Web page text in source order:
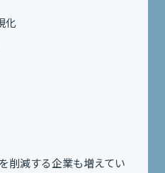
化
削減する企業も増えてい